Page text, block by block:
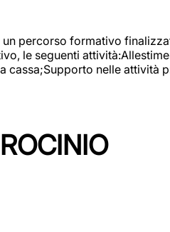
percorso formativo
le seguenti
cassa;Supporto nelle attività